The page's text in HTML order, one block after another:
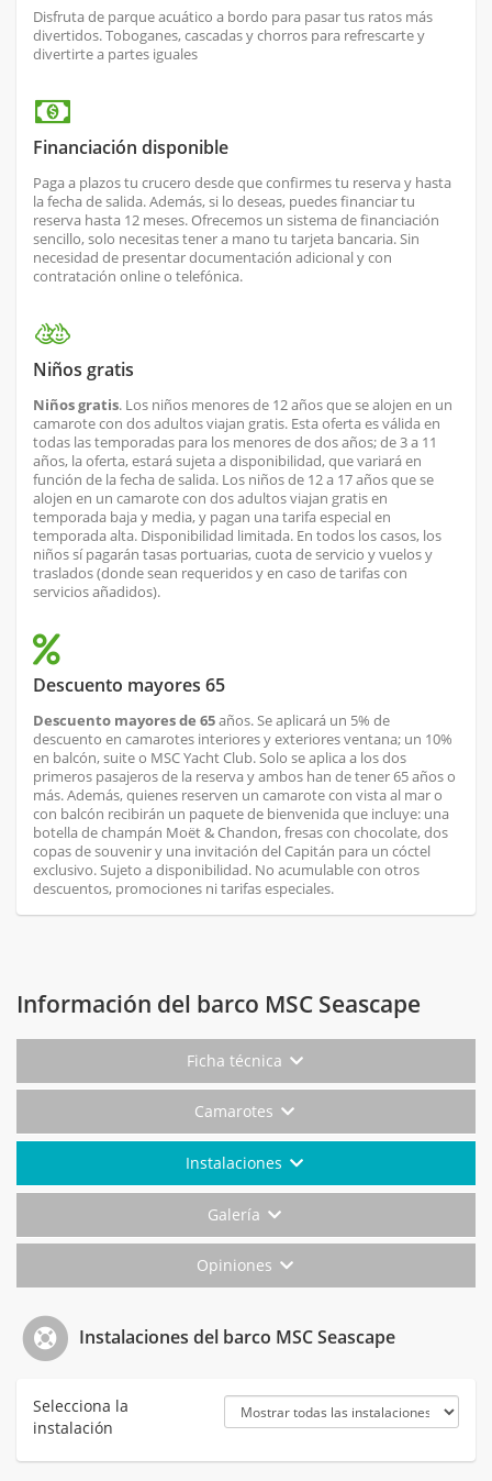
Disfruta de parque acuático a bordo para pasar tus ratos más
divertidos. Toboganes, cascadas y chorros para refrescarte y
divertirte a partes iguales
Financiación disponible
Paga a plazos tu crucero desde que confirmes tu reserva y hasta
la fecha de salida. Además, si lo deseas, puedes financiar tu
reserva hasta 12 meses. Ofrecemos un sistema de financiación
sencillo, solo necesitas tener a mano tu tarjeta bancaria. Sin
necesidad de presentar documentación adicional y con
contratación online o telefónica.
Niños gratis
Niños gratis. Los niños menores de 12 años que se alojen en un
camarote con dos adultos viajan gratis. Esta oferta es válida en
todas las temporadas para los menores de dos años; de 3 a 11
años, la oferta, estará sujeta a disponibilidad, que variará en
función de la fecha de salida. Los niños de 12 a 17 años que se
alojen en un camarote con dos adultos viajan gratis en
temporada baja y media, y pagan una tarifa especial en
temporada alta. Disponibilidad limitada. En todos los casos, los
niños sí pagarán tasas portuarias, cuota de servicio y vuelos y
traslados (donde sean requeridos y en caso de tarifas con
servicios añadidos).
Descuento mayores 65
Descuento mayores de 65años. Se aplicará un 5% de
descuento en camarotes interiores y exteriores ventana; un 10%
en balcón, suite o MSC Yacht Club. Solo se aplica a los dos
primeros pasajeros de la reserva y ambos han de tener 65 años o
más. Además, quienes reserven un camarote con vista al mar o
con balcón recibirán un paquete de bienvenida que incluye: una
botella de champán Moët & Chandon, fresas con chocolate, dos
copas de souvenir y una invitación del Capitán para un cóctel
exclusivo. Sujeto a disponibilidad. No acumulable con otros
descuentos, promociones ni tarifas especiales.
Información del barco MSC Seascape
Ficha técnica
Camarotes
Instalaciones
Galería
Opiniones
Instalaciones del barco MSC Seascape
Selecciona la
instalación